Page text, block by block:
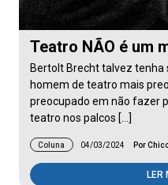
Teatro NÃO é um
Bertolt Brecht talvez tenha
homem de teatro mais
preocupado em não fazer
teatro nos palcos […]
Coluna 04/03/2024 Por
LER